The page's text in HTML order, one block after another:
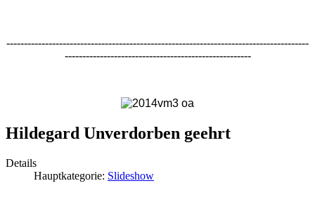
--------------------------------------------------------------------------------------
-----------------------------------------------------
Hildegard Unverdorben geehrt
Details
Hauptkategorie: Slideshow